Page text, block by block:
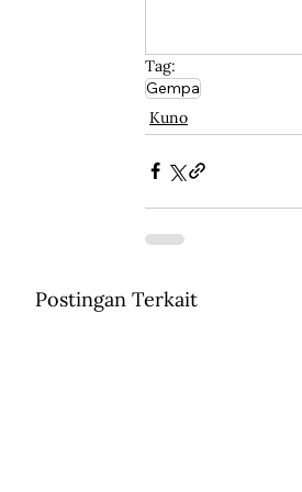
Tag:
Gempa
Kuno
Postingan Terkait